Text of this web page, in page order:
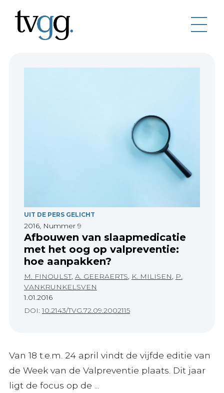
UIT DE PERS GELICHT
2016, Nummer 9
Afbouwen van slaapmedicatie
met het oog op valpreventie:
hoe aanpakken?
M. FINOULST, A. GEERAERTS, K. MILISEN, P.
VANKRUNKELSVEN
1.01.2016
DOI:10.2143/TVG.72.09.2002115
Van 18 t.e.m. 24 april vindt de vijfde editie van
de Week van de Valpreventie plaats. Dit jaar
ligt de focus op de ...